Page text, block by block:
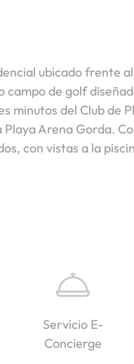
ubicado frente
campo de golf
minutos del Club de
Arena Gorda.
con vistas a la
Servicio E-
Concierge